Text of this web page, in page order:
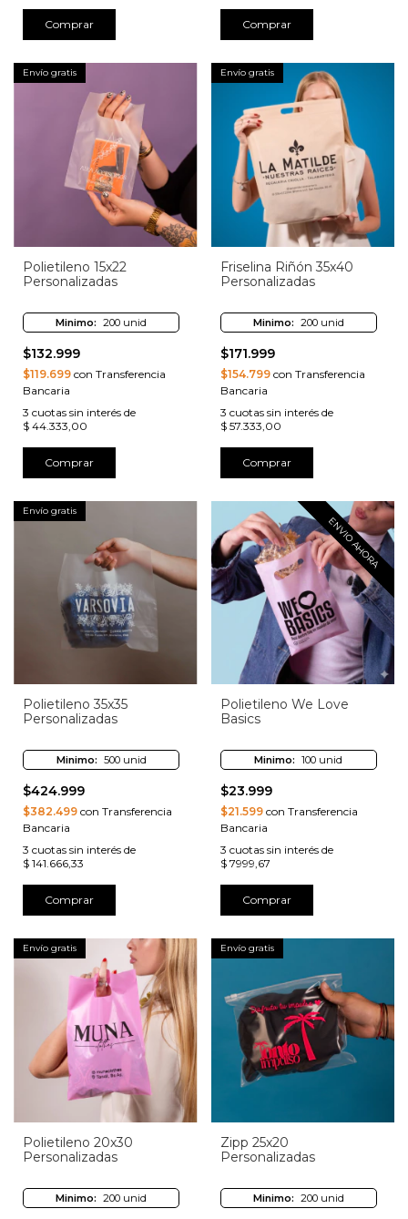
Comprar Comprar
Envío gratis
Polietileno 15x22
Personalizadas
Minimo: 200 unid
$132.999
$119.699 con Transferencia
Bancaria
3 cuotas sin interés de
$ 44.333,00
Comprar
Envío gratis
Friselina Riñón 35x40
Personalizadas
Minimo: 200 unid
$171.999
$154.799con Transferencia
Bancaria
3 cuotas sin interés de
$ 57.333,00
Comprar
Envío gratis
Polietileno 35x35
Personalizadas
Minimo: 500 unid
$424.999
$382.499 con Transferencia
Bancaria
3 cuotas sin interés de
$ 141.666,33
Comprar
ENVIO AHORA
Polietileno We Love
Basics
Minimo: 100 unid
$23.999
$21.599con Transferencia
Bancaria
3 cuotas sin interés de
$ 7999,67
Comprar
Envío gratis
Polietileno 20x30
Personalizadas
Minimo: 200 unid
Envío gratis
Zipp 25x20
Personalizadas
Minimo: 200 unid